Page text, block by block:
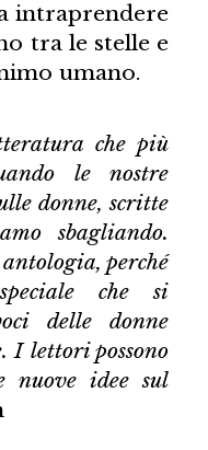
intraprendere
tra le stelle e
umano.
che più
le nostre
donne, scritte
sbagliando.
perché
che si
delle donne
I lettori possono
nuove idee sul